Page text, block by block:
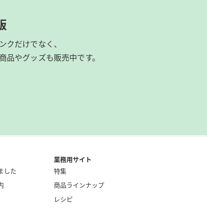
クだけでなく、
品やグッズも販売中です。
した
業務用サイト
特集
商品ラインナップ
レシピ